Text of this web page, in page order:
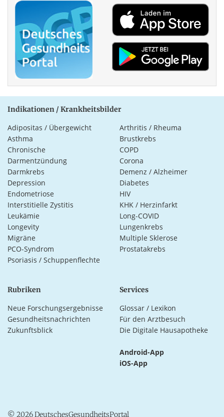
Indikationen / Krankheitsbilder
Adipositas / Übergewicht
Arthritis / Rheuma
Asthma
Brustkrebs
Chronische
Darmentzündung
COPD
Corona
Darmkrebs
Demenz / Alzheimer
Depression
Diabetes
Endometriose
HIV
Interstitielle Zystitis
KHK / Herzinfarkt
Leukämie
Long-COVID
Longevity
Lungenkrebs
Migräne
Multiple Sklerose
PCO-Syndrom
Prostatakrebs
Psoriasis / Schuppenflechte
Rubriken
Neue Forschungsergebnisse
Gesundheitsnachrichten
Zukunftsblick
Services
Glossar / Lexikon
Für den Arztbesuch
Die Digitale Hausapotheke
Android-App
iOS-App
© 2026 DeutschesGesundheitsPortal